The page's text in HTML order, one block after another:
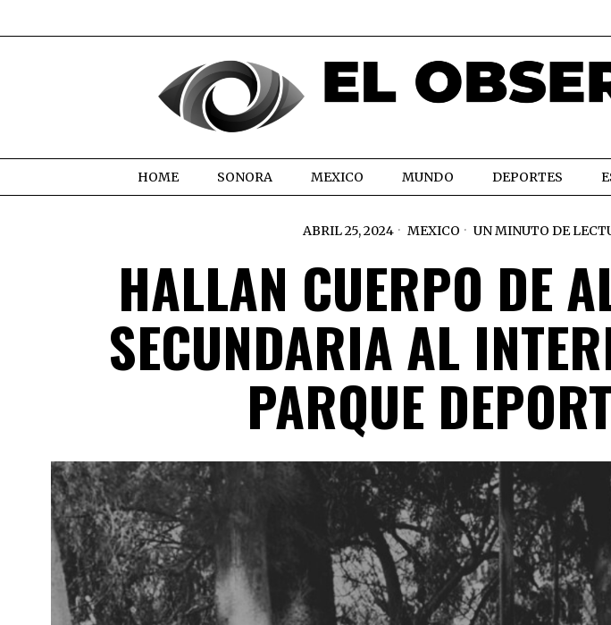
HOME SONORA MEXICO MUNDO DEPORTES
ABRIL 25, 2024 MEXICO UN MINUTO DE
HALLAN CUERPO DE
SECUNDARIA AL
PARQUE